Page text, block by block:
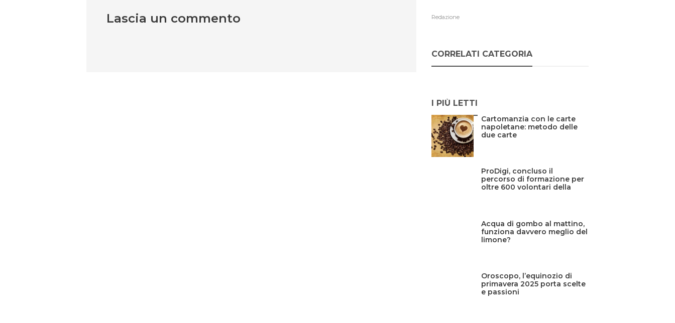
Lascia un commento Redazione
CORRELATI CATEGORIA
I PIÙ LETTI
Cartomanzia con le carte
napoletane: metodo delle
due carte
ProDigi, concluso il
percorso di formazione per
oltre 600 volontari della
Acqua di gombo al mattino,
funziona davvero meglio del
limone?
Oroscopo, l’equinozio di
primavera 2025 porta scelte
e passioni